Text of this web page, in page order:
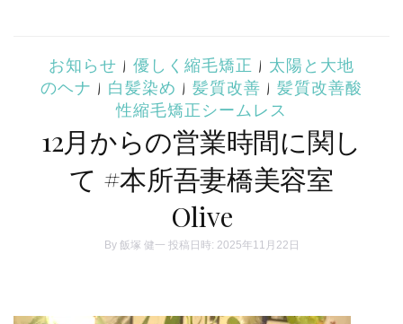
お知らせ | 優しく縮毛矯正 | 太陽と大地
のヘナ | 白髪染め | 髪質改善 | 髪質改善酸
性縮毛矯正シームレス
12月からの営業時間に関し
て #本所吾妻橋美容室
Olive
By 飯塚 健一 投稿日時: 2025年11月22日